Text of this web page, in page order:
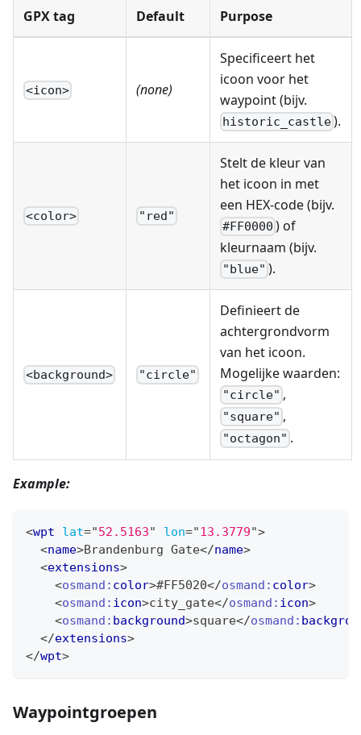
GPX tag Default Purpose
<icon> (none)
Specificeert het
icoon voor het
waypoint (bijv.
historic_castle).
<color> "red"
Stelt de kleur van
het icoon in met
een HEX-code (bijv.
#FF0000 ) of
kleurnaam (bijv.
"blue" ).
<background> "circle"
Definieert de
achtergrondvorm
van het icoon.
Mogelijke waarden:
"circle" ,
"square" ,
"octagon" .
Example:
<wpt lat="52.5163" lon="13.3779">
<name>Brandenburg Gate</name>
<extensions>
<osmand: color>#FF5020</osmand: color>
<osmand: icon>city_gate</osmand: icon>
<osmand: background>square</osmand:
</extensions>
</wpt>
Waypointgroepen